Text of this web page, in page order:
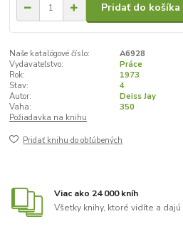
Pridať do košíka
Naše katalógové číslo:
A6928
Vydavateľstvo:
Práce
Rok:
1973
Stav:
4
Autor:
Deiss Jay
Vaha:
350
Požiadavka na knihu
Pridať knihu do obľúbených
Viac ako 24 000 kníh
Všetky knihy, ktoré vidíte a